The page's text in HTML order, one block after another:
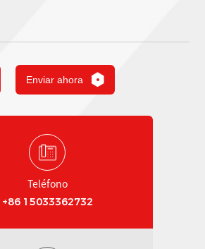
Enviar ahora
Teléfono
+86 15033362732